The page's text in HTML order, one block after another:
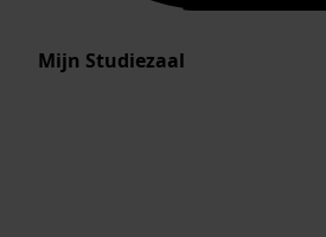
Mijn Studiezaal